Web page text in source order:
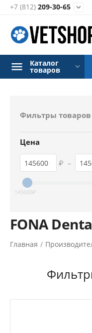
+7 (812) 209-30-65 
Каталог
товаров
Фильтры товаров
Цена
₽ –
145600₽
FONA
Главная /